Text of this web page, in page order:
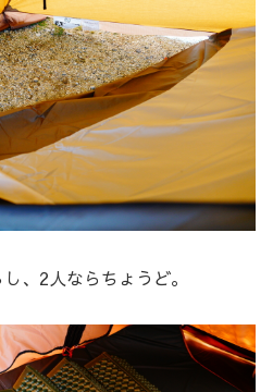
、2人ならちょうど。